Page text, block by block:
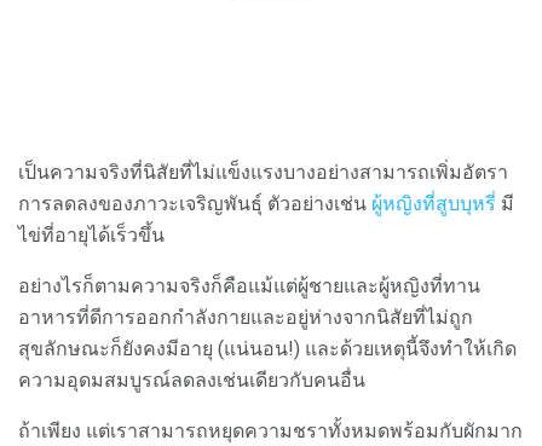
เป็นความจริงที่นิสัยที่ไม่แข็งแรงบางอย่างสามารถเพิ่มอัตรา
การลดลงของภาวะเจริญพันธุ์ ตัวอย่างเช่น ผู้หญิงที่สูบบุหรี่ มี
ไข่ที่อายุได้เร็วขึ้น
อย่างไรก็ตามความจริงก็คือแม้แต่ผู้ชายและผู้หญิงที่ทาน
อาหารที่ดีการออกกำลังกายและอยู่ห่างจากนิสัยที่ไม่ถูก
สุขลักษณะก็ยังคงมีอายุ (แน่นอน!) และด้วยเหตุนี้จึงทำให้เกิด
ความอุดมสมบูรณ์ลดลงเช่นเดียวกับคนอื่น
ถ้าเพียง แต่เราสามารถหยุดความชราทั้งหมดพร้อมกับผักมาก